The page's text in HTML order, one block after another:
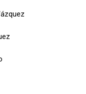
Vázquez